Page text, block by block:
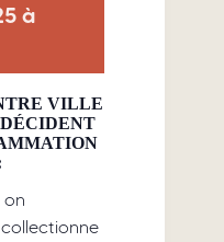
à
VILLE
on